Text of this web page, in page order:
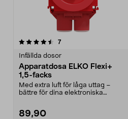
7recensioner
Infällda dosor
Apparatdosa ELKO Flexi+
1,5-facks
Med extra luft för låga uttag –
bättre för dina elektroniska
89,90
5.0av 5 stjärnor